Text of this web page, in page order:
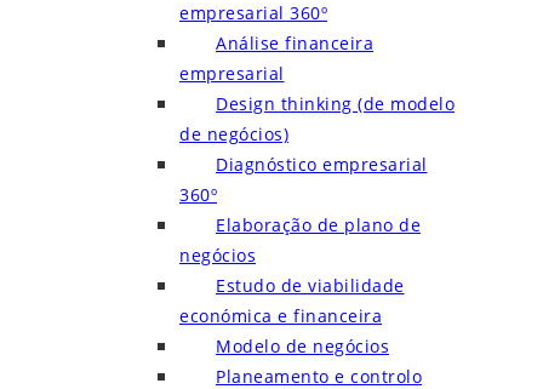
empresarial 360º
Análise financeira
empresarial
Design thinking (de modelo
de negócios)
Diagnóstico empresarial
360º
Elaboração de plano de
negócios
Estudo de viabilidade
económica e financeira
Modelo de negócios
Planeamento e controlo